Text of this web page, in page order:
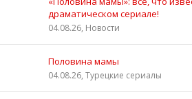
драматическом сериале!
04.08.26, Новости
Половина мамы
04.08.26, Турецкие сериалы